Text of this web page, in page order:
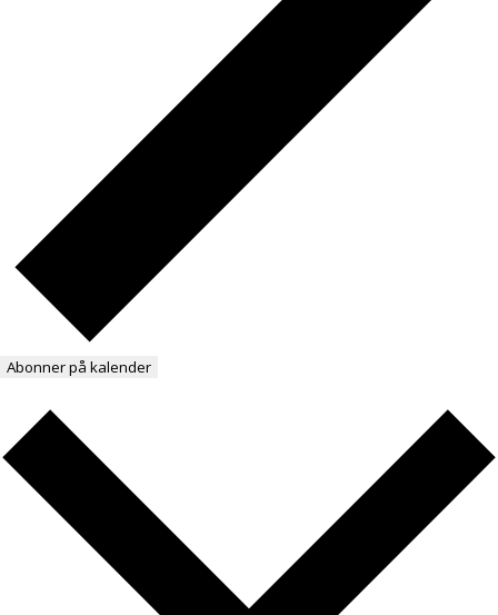
Abonner på kalender